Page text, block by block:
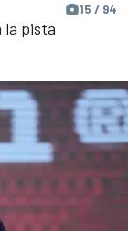
15 / 94
la pista